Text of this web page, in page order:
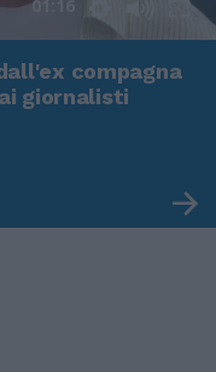
01:16
compagna
giornalisti